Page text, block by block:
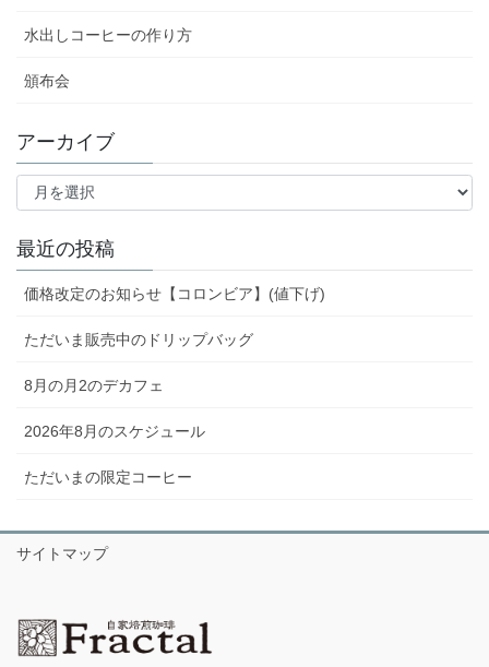
水出しコーヒーの作り方
頒布会
アーカイブ
ア
イ
最近の投稿
価格改定のお知らせ【コロンビア】(値下げ)
ただいま販売中のドリップバッグ
8月の月2のデカフェ
2026年8月のスケジュール
ただいまの限定コーヒー
サイトマップ